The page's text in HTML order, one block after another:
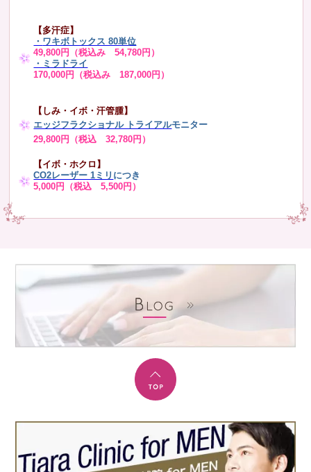
【多汗症】
・ ワキボトックス 80単位
49,800円（税込み 54,780円）
・ミラドライ
170,000円（税込み 187,000円）
【しみ・イボ・汗管腫】
エッジフラクショナル トライアルモニター
29,800円（税込 32,780円）
【イボ・ホクロ】
CO2レーザー 1ミリ につき
5,000円（税込 5,500円）